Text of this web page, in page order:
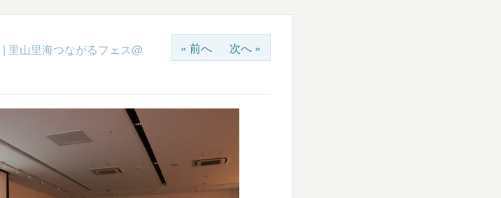
« 前へ 次へ »
| 里山里海つながるフェス@